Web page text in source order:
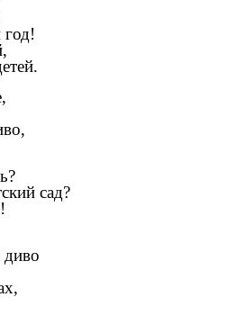
сад?
диво